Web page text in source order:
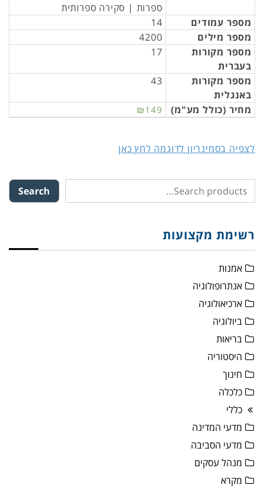
ספרות | סקירה ספרותית
מספר עמודים
14
מספר מילים
4200
מספר מקורות
בעברית
17
מספר מקורות
באנגלית
43
מחיר (כולל מע"מ) ₪149
לצפיה בסמינריון לדוגמה לחץ כאן
Search
רשימת מקצועות
אמנות
אנתרופולוגיה
ארכיאולוגיה
ביולוגיה
בריאות
היסטוריה
חינוך
כלכלה
כללי
מדעי המדינה
מדעי הסביבה
מנהל עסקים
מקרא